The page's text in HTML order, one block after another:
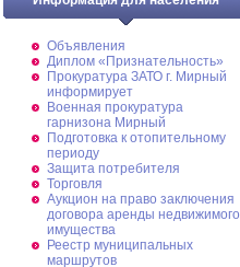
Объявления
Диплом «Признательность»
Прокуратура ЗАТО г. Мирный
информирует
Военная прокуратура
гарнизона Мирный
Подготовка к отопительному
периоду
Защита потребителя
Торговля
Аукцион на право заключения
договора аренды недвижимого
имущества
Реестр муниципальных
маршрутов